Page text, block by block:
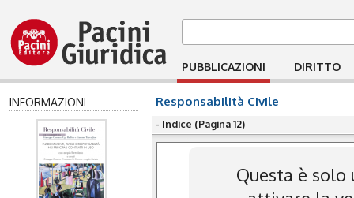
PUBBLICAZIONI DIRITTO
INFORMAZIONI Responsabilità Civile
- Indice (Pagina 12)
Questa è